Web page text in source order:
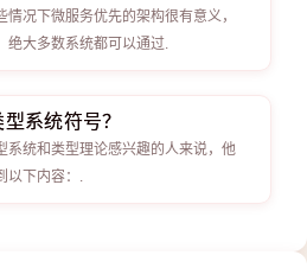
情况下微服务优先的架构很有意义，
绝大多数系统都可以通过.
系统符号？
系统和类型理论感兴趣的人来说，他
下内容：.